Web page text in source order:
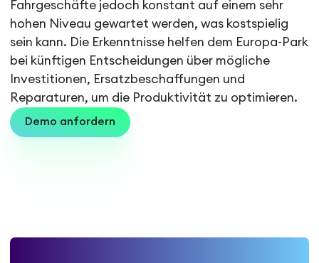
Fahrgeschäfte jedoch konstant auf einem sehr
hohen Niveau gewartet werden, was kostspielig
sein kann. Die Erkenntnisse helfen dem Europa-Park
bei künftigen Entscheidungen über mögliche
Investitionen, Ersatzbeschaffungen und
Reparaturen, um die Produktivität zu optimieren.
Demo anfordern